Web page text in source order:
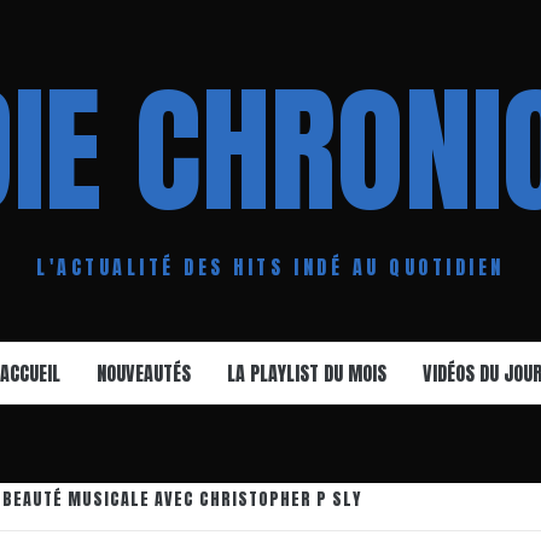
L'ACTUALITÉ DES HITS INDÉ AU QUOTIDIEN
ACCUEIL NOUVEAUTÉS LA PLAYLIST DU MOIS VIDÉOS DU JOUR
MUSICALE AVEC CHRISTOPHER P SLY